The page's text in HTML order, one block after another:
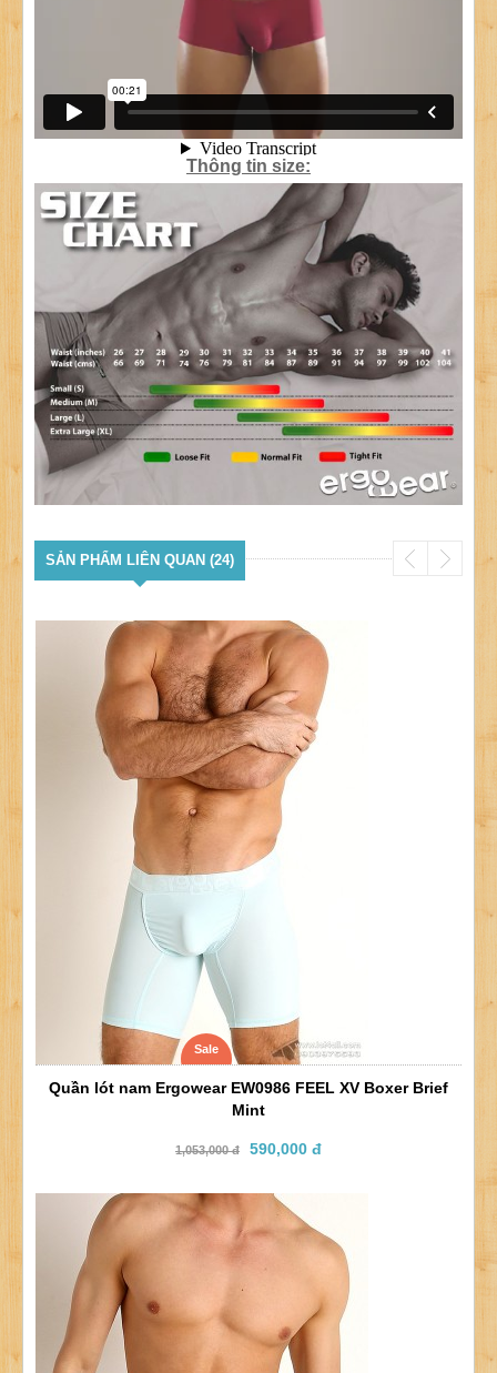
Thông tin size:
SẢN PHẨM LIÊN QUAN (24)
Sale
Quần lót nam Ergowear EW0986 FEEL XV Boxer Brief
Mint
1,053,000 đ 590,000 đ